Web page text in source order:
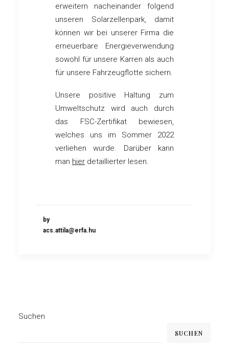
erweitern nacheinander folgend
unseren Solarzellenpark, damit
können wir bei unserer Firma die
erneuerbare Energieverwendung
sowohl für unsere Karren als auch
für unsere Fahrzeugflotte sichern.
Unsere positive Haltung zum
Umweltschutz wird auch durch
das FSC-Zertifikat bewiesen,
welches uns im Sommer 2022
verliehen wurde. Darüber kann
man hier detaillierter lesen.
by
acs.attila@erfa.hu
Suchen
SUCHEN